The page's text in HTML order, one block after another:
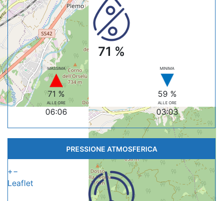
+−
Leaflet
71 %
MASSIMA
71 %
ALLE ORE
06:06
MINIMA
59 %
ALLE ORE
03:03
PRESSIONE ATMOSFERICA